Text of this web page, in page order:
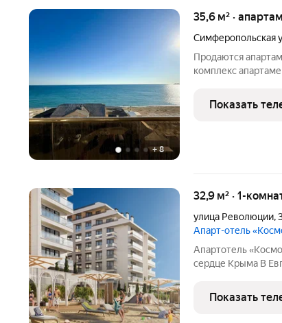
+8
35,6 м² ·
Симферопольская
Продаются
комплекс
города.
климат и масса
Показать
32,9 м² · 1-
улица Революции,
Апарт-отель
Апартотель
сердце Крыма В Евпатории исторической и
Евпатория». Это
федерального
Показать